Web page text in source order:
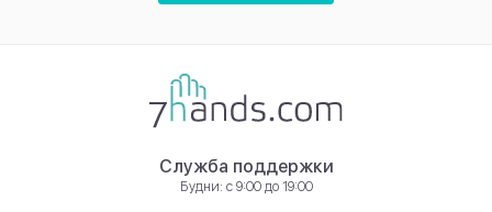
Служба поддержки
Будни: с 9:00 до 19:00